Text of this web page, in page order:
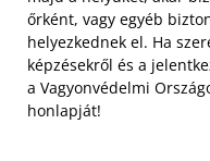
őrként, vagy egyéb
helyezkednek el. Ha
képzésekről és a
a Vagyonvédelmi
honlapját!